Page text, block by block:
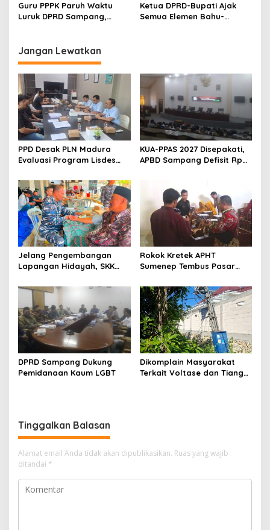
Guru PPPK Paruh Waktu
Luruk DPRD Sampang,
Ketua DPRD-Bupati Ajak
Semua Elemen Bahu-
Jangan Lewatkan
PPD Desak PLN Madura
Evaluasi Program Lisdes
KUA-PPAS 2027 Disepakati,
APBD Sampang Defisit Rp
Jelang Pengembangan
Lapangan Hidayah, SKK
Perkuat Sinergi dengan
Nelayan Sampang
Rokok Kretek APHT
Sumenep Tembus Pasar
DPRD Sampang Dukung
Pemidanaan Kaum LGBT
Dikomplain Masyarakat
Terkait Voltase dan Tiang
Tinggalkan Balasan
Alamat email Anda tidak akan dipublikasikan. Ruas yang wajib
ditandai *